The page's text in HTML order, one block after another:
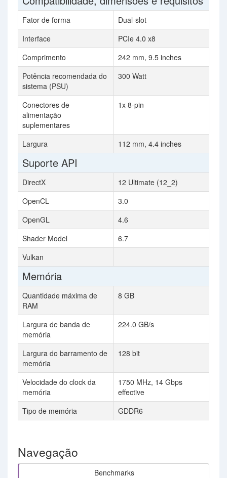
Fator de forma
Dual-slot
Interface
PCIe 4.0 x8
Comprimento
242 mm, 9.5 inches
Potência recomendada do
sistema (PSU)
300 Watt
Conectores de
alimentação
suplementares
1x 8-pin
Largura 112 mm, 4.4 inches
Suporte API
DirectX
12 Ultimate (12_2)
OpenCL
3.0
OpenGL
4.6
Shader Model
6.7
Vulkan
Memória
Quantidade máxima de
RAM
8 GB
Largura de banda de
memória
224.0 GB/s
Largura do barramento de
memória
128 bit
Velocidade do clock da
memória
1750 MHz, 14 Gbps
effective
Tipo de memória
GDDR6
Navegação
Benchmarks